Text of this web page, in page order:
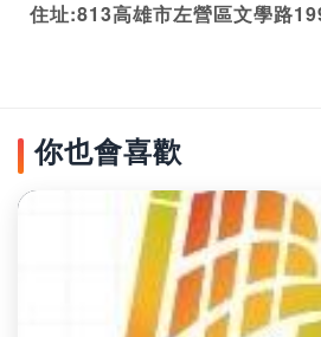
住址:813高雄市左營區文學路
你也會喜歡